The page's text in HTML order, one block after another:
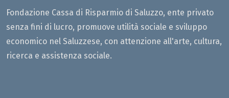
Fondazione Cassa di Risparmio di Saluzzo, ente privato
senza fini di lucro, promuove utilità sociale e sviluppo
economico nel Saluzzese, con attenzione all'arte, cultura,
ricerca e assistenza sociale.